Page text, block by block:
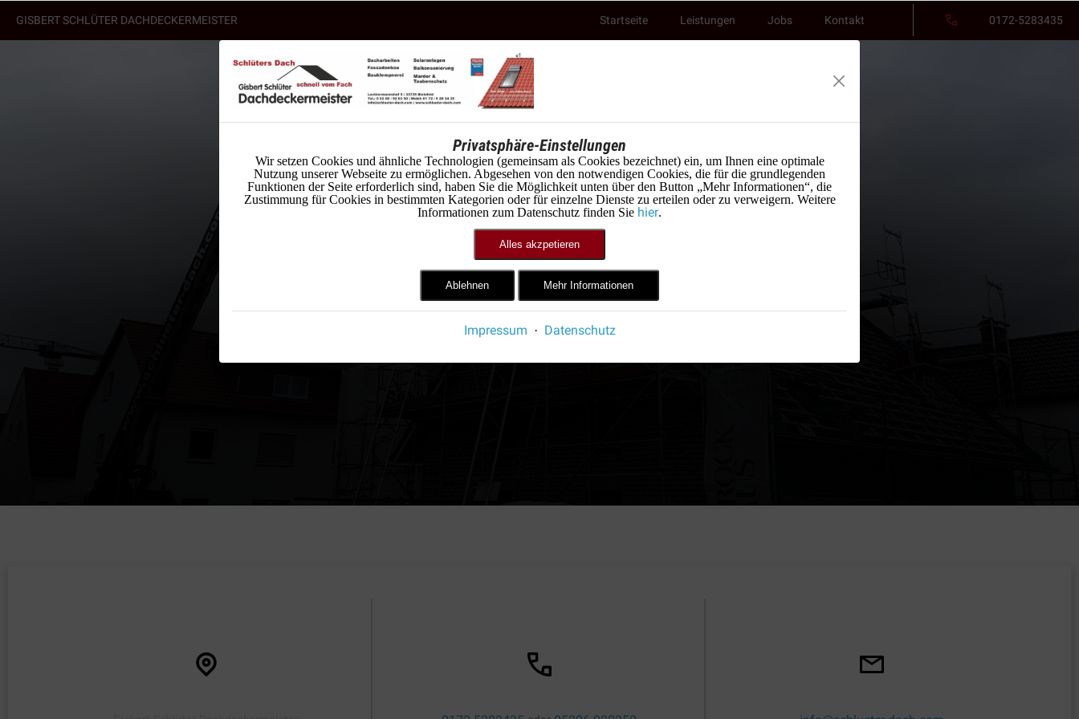
Startseite Leistungen Jobs Kontakt
GISBERT SCHLÜTER DACHDECKERMEISTER 0172-5283435
Kontakt
Privatsphäre-Einstellungen
Wir setzen Cookies und ähnliche Technologien (gemeinsam als Cookies bezeichnet) ein, um Ihnen eine optimale
Nutzung unserer Webseite zu ermöglichen. Abgesehen von den notwendigen Cookies, die für die grundlegenden
Funktionen der Seite erforderlich sind, haben Sie die Möglichkeit unten über den Button „Mehr Informationen“, die
Zustimmung für Cookies in bestimmten Kategorien oder für einzelne Dienste zu erteilen oder zu verweigern. Weitere
Informationen zum Datenschutz finden Sie hier.
Alles akzpetieren
Ablehnen Mehr Informationen
Impressum · Datenschutz